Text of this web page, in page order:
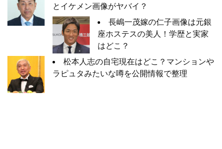
とイケメン画像がヤバイ？
長嶋一茂嫁の仁子画像は元銀
座ホステスの美人！学歴と実家
はどこ？
松本人志の自宅現在はどこ？マンションや
ラピュタみたいな噂を公開情報で整理